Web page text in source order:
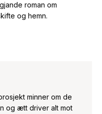
roman om
og hemn.
minner om de
og ætt driver alt mot